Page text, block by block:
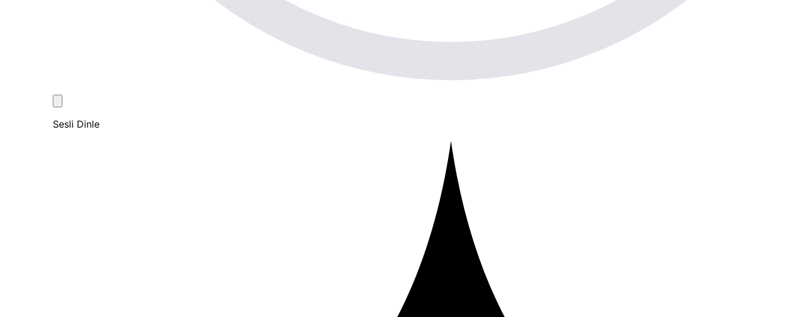
Sesli Dinle